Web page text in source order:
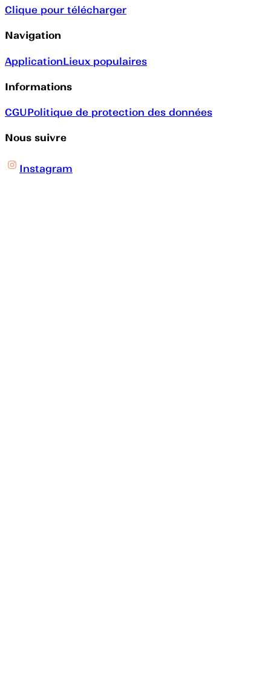
Clique pour télécharger
Navigation
ApplicationLieux populaires
Informations
CGUPolitique de protection des données
Nous suivre
Instagram